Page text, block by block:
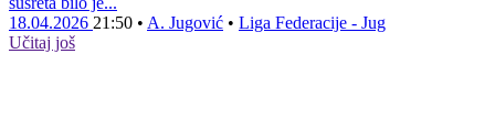
18.04.2026 21:50 • A. Jugović • Liga Federacije - Jug
Učitaj još